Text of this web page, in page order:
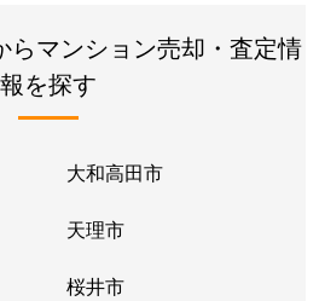
らマンション売却・査定情
報を探す
大和高田市
天理市
桜井市